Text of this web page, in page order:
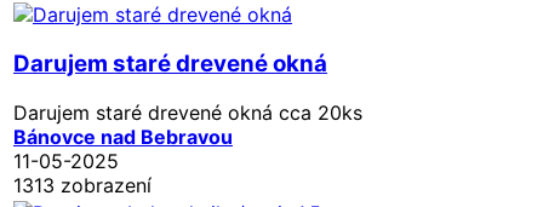
Darujem staré drevené okná
Darujem staré drevené okná cca 20ks
Bánovce nad Bebravou
11-05-2025
1313 zobrazení